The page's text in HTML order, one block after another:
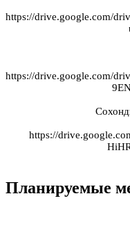
https://drive.google.com/
https://drive.google.com/
https://
Планируемые